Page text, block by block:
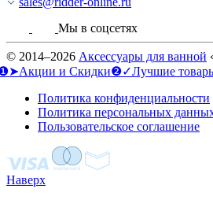
Мы в соцсетях
© 2014–2026 Аксессуары для ванной
и Скидки❷✓Лучшие
Политика конфиденциальности
Политика персональных
Пользовательское соглашение
Наверх